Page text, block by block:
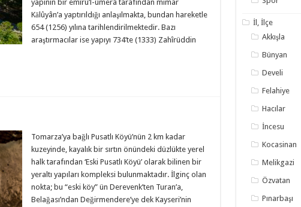
yapının bir emîrü’l-ümerâ tarafından mimar
Kālûyân’a yaptırıldığı anlaşılmakta, bundan hareketle
654 (1256) yılına tarihlendirilmektedir. Bazı
araştırmacılar ise yapıyı 734’te (1333) Zahîrüddin
Tomarza’ya bağlı Pusatlı Köyü’nün 2 km kadar
kuzeyinde, kayalık bir sırtın önündeki düzlükte yerel
halk tarafından ‘Eski Pusatlı Köyü’ olarak bilinen bir
yeraltı yapıları kompleksi bulunmaktadır. İlginç olan
nokta; bu “eski köy” ün Derevenk’ten Turan’a,
Belağası’ndan Değirmendere’ye dek Kayseri’nin
İl, İlçe
Akkışla
Bünyan
Develi
Felahiye
Hacılar
İncesu
Kocasinan
Melikgazi
Özvatan
Pınarbaşı